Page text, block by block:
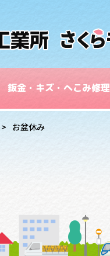
鈑金・キズ・へこみ修理
お盆休み